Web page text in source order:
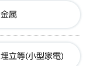
金属
埋立等(小型家電)